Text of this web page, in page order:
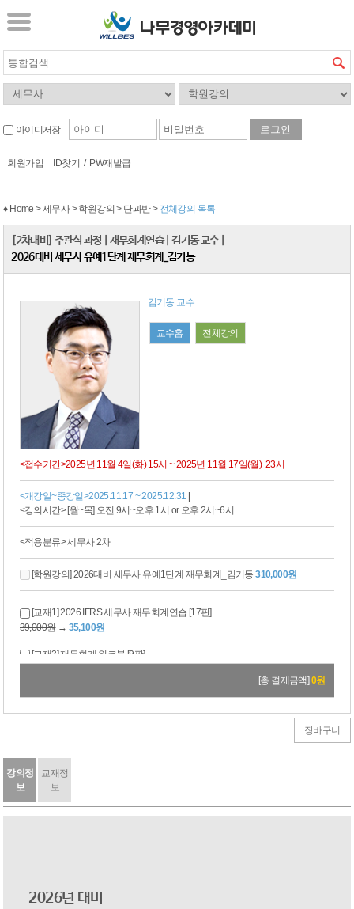
아이디저장
회원가입 ID찾기 / PW재발급
♦ Home > 세무사 > 학원강의 > 단과반 > 전체강의 목록
[2차대비] 주관식 과정 재무회계연습 김기동 교수
2026대비 세무사 유예1단계 재무회계_김기동
김기동 교수
교수홈 전체강의
<접수기간>2025년 11월 4일(화) 15시 ~ 2025년 11월 17일(월) 23시
<개강일~종강일>2025.11.17 ~ 2025.12.31
<강의시간> [월~목] 오전 9시~오후 1시 or 오후 2시~6시
<적용분류> 세무사 2차
[학원강의] 2026대비 세무사 유예1단계 재무회계_김기동 310,000원
[교재1] 2026 IFRS 세무사 재무회계연습 [17판]
39,000원→ 35,100원
[교재2] 재무회계 워크북 [9판]
[총 결제금액]0원
장바구니
강의정
보
교재정
보
2026년 대비